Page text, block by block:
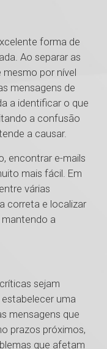
forma de
Ao separar as
por nível
mensagens de
a identificar o que
a confusão
a causar.
encontrar e-mails
mais fácil. Em
várias
correta e localizar
mantendo a
sejam
uma
mensagens que
prazos próximos,
que afetam